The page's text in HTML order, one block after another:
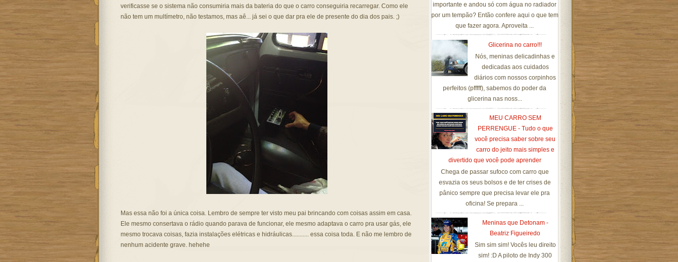
verificasse se o sistema não consumiria mais da bateria do que o carro conseguiria recarregar. Como ele
não tem um multímetro, não testamos, mas aê... já sei o que dar pra ele de presente do dia dos pais. ;)
Mas essa não foi a única coisa. Lembro de sempre ter visto meu pai brincando com coisas assim em casa.
Ele mesmo consertava o rádio quando parava de funcionar, ele mesmo adaptava o carro pra usar gás, ele
mesmo trocava coisas, fazia instalações elétricas e hidráulicas........... essa coisa toda. E não me lembro de
nenhum acidente grave. hehehe
importante e andou só com água no radiador
por um tempão? Então confere aqui o que tem
que fazer agora. Aproveita ...
Glicerina no carro!!!
Nós, meninas delicadinhas e
dedicadas aos cuidados
diários com nossos corpinhos
perfeitos (pfffff), sabemos do poder da
glicerina nas noss...
MEU CARRO SEM
PERRENGUE - Tudo o que
você precisa saber sobre seu
carro do jeito mais simples e
divertido que você pode aprender
Chega de passar sufoco com carro que
esvazia os seus bolsos e de ter crises de
pânico sempre que precisa levar ele pra
oficina! Se prepara ...
Meninas que Detonam -
Beatriz Figueiredo
Sim sim sim! Vocês leu direito
sim! :D A piloto de Indy 300